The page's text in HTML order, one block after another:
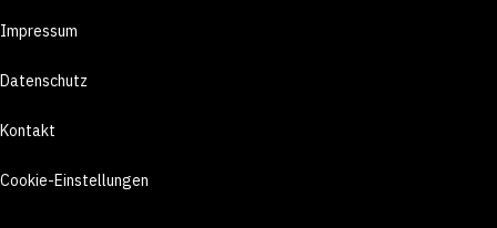
Impressum
Datenschutz
Kontakt
Cookie-Einstellungen